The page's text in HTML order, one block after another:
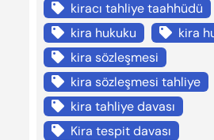
kiracı tahliye taahhüdü
kira hukuku
kira
kira sözleşmesi
kira sözleşmesi tahliye
kira tahliye davası
Kira tespit davası